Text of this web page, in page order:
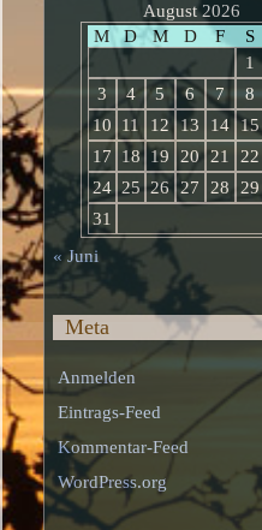
August 2026
M
D M D F S
1
3
4 5 6 7 8
10
11 12 13 14 15
17
18 19 20 21 22
24 25 26 27 28 29
31
« Juni
Meta
Anmelden
Eintrags-Feed
Kommentar-Feed
WordPress.org